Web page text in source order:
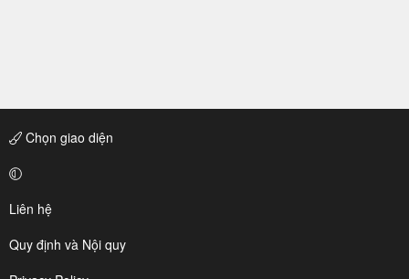
Chọn giao diện
Liên hệ
Quy định và Nội quy